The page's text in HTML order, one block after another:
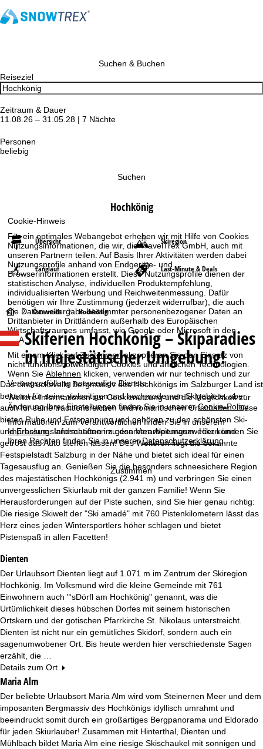
Cookie-Hinweis
Für ein optimales Webangebot erheben wir mit Hilfe von Cookies
Nutzungsinformationen, die wir, die TravelTrex GmbH, auch mit
unseren Partnern teilen. Auf Basis Ihrer Aktivitäten werden dabei
Nutzungsprofile anhand von Endgeräte- und
Browserinformationen erstellt. Diese Nutzungsprofile dienen der
statistischen Analyse, individuellen Produktempfehlung,
individualisierten Werbung und Reichweitenmessung. Dafür
benötigen wir Ihre Zustimmung (jederzeit widerrufbar), die auch
die Datenweitergabe bestimmter personenbezogener Daten an
Drittanbieter in Drittländern außerhalb des Europäischen
Wirtschaftsraumes umfasst, wie Google oder Microsoft in den
USA.
Mit einem Klick aufZustimmenakzeptieren Sie den Einsatz von
nicht funktionsnotwendigen Cookies und ähnlichen Technologien.
Wenn SieAblehnen klicken, verwenden wir nur technisch und zur
Vertragserfüllung notwendige Dienste.
Weitere Informationen zur Cookienutzung und die Möglichkeit zur
Änderung Ihrer Einstellungen finden Sie in unsererCookie-Policy.
Informationen zum Verantwortlichen finden Sie in unserem
Impressum. Informationen zu den Verarbeitungszwecken und
Ihren Rechten finden Sie in unsererDatenschutzerklärung.
Zustimmen
Suchen & Buchen
Reiseziel
Zeitraum & Dauer
11.08.26 – 31.05.28 | 7 Nächte
Personen
beliebig
Suchen
Hochkönig
Übersicht Skiregion
Langlauf Last-Minute & Deals
S
t
a
r
t
s
e
i
t
e
Österreich Hochkönig
Skiferien Hochkönig – Skiparadies
in majestätischer Umgebung!
Das eindrucksvolle Bergmassiv des Hochkönigs im Salzburger Land ist
bekannt für seine vielseitigen und hochmodernen Skigebiete, aber
auch für seine traditionsreichen und romantischen Ortschaften. Diese
bieten Ruhe und Entspannung und gehören zu den schönsten Ski-
und Erholungslandschaften im gesamten Alpenraum. Hier können Sie
getrost das Auto stehen lassen! Des Weiteren liegt die bekannte
Festspielstadt Salzburg in der Nähe und bietet sich ideal für einen
Tagesausflug an. Genießen Sie die besonders schneesichere Region
des majestätischen Hochkönigs (2.941 m) und verbringen Sie einen
unvergesslichen Skiurlaub mit der ganzen Familie! Wenn Sie
Herausforderungen auf der Piste suchen, sind Sie hier genau richtig:
Die riesige Skiwelt der "Ski amadé" mit 760 Pistenkilometern lässt das
Herz eines jeden Wintersportlers höher schlagen und bietet
Pistenspaß in allen Facetten!
Dienten
Der Urlaubsort Dienten liegt auf 1.071 m im Zentrum der Skiregion
Hochkönig. Im Volksmund wird die kleine Gemeinde mit 761
Einwohnern auch "‘sDörfl am Hochkönig" genannt, was die
Urtümlichkeit dieses hübschen Dorfes mit seinem historischen
Ortskern und der gotischen Pfarrkirche St. Nikolaus unterstreicht.
Dienten ist nicht nur ein gemütliches Skidorf, sondern auch ein
sagenumwobener Ort. Bis heute werden hier verschiedenste Sagen
erzählt, die …
Details zum Ort
Maria Alm
Der beliebte Urlaubsort Maria Alm wird vom Steinernen Meer und dem
imposanten Bergmassiv des Hochkönigs idyllisch umrahmt und
beeindruckt somit durch ein großartiges Bergpanorama und Eldorado
für jeden Skiurlauber! Zusammen mit Hinterthal, Dienten und
Mühlbach bildet Maria Alm eine riesige Skischaukel mit sonnigen und